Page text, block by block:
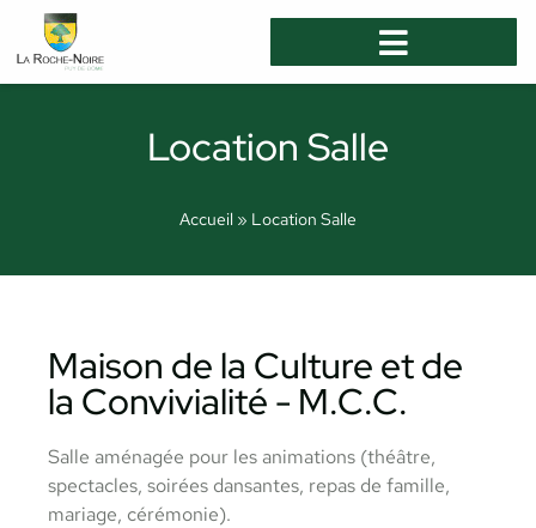
Location Salle
Accueil » Location Salle
Maison de la Culture et de
la Convivialité - M.C.C.
Salle aménagée pour les animations (théâtre,
spectacles, soirées dansantes, repas de famille,
mariage, cérémonie).